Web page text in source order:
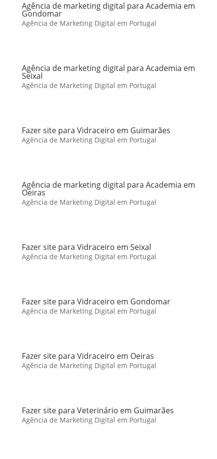
Agência de marketing digital para Academia em
Gondomar
Agência de Marketing Digital em Portugal
Agência de marketing digital para Academia em
Seixal
Agência de Marketing Digital em Portugal
Fazer site para Vidraceiro em Guimarães
Agência de Marketing Digital em Portugal
Agência de marketing digital para Academia em
Oeiras
Agência de Marketing Digital em Portugal
Fazer site para Vidraceiro em Seixal
Agência de Marketing Digital em Portugal
Fazer site para Vidraceiro em Gondomar
Agência de Marketing Digital em Portugal
Fazer site para Vidraceiro em Oeiras
Agência de Marketing Digital em Portugal
Fazer site para Veterinário em Guimarães
Agência de Marketing Digital em Portugal